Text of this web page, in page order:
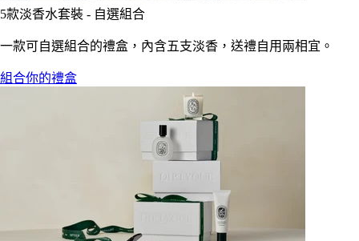
5款淡香水套裝 - 自選組合
一款可自選組合的禮盒，內含五支淡香，送禮自用兩相宜。
組合你的禮盒